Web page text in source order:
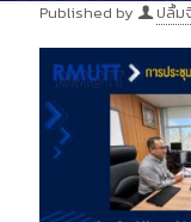
Published by ปลื้ม